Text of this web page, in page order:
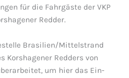
für die Fahrgäste der VKP
Redder.
Brasilien/Mittelstrand
Korshagener Redders von
um hier das Ein-